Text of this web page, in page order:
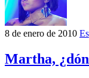
8 de enero de 2010
Martha,